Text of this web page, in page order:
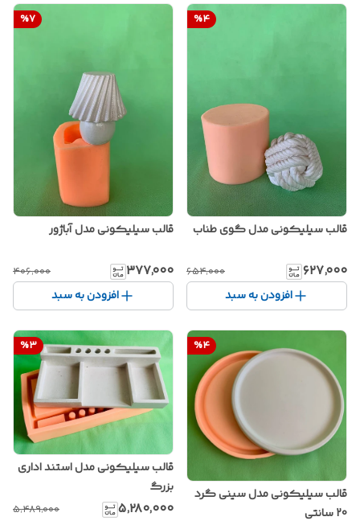
%4
قالب سیلیکونی مدل گوی طناب
۶۲۷٬۰۰۰ ۶۵۴٬۰۰۰
افزودن به سبد
%7
قالب سیلیکونی مدل آباژور
۳۷۷٬۰۰۰ ۴۰۶٬۰۰۰
افزودن به سبد
%4
قالب سیلیکونی مدل سینی گرد
20 سانتی
%3
قالب سیلیکونی مدل استند اداری
بزرگ
۵٬۲۸۰٬۰۰۰ ۵٬۴۸۹٬۰۰۰